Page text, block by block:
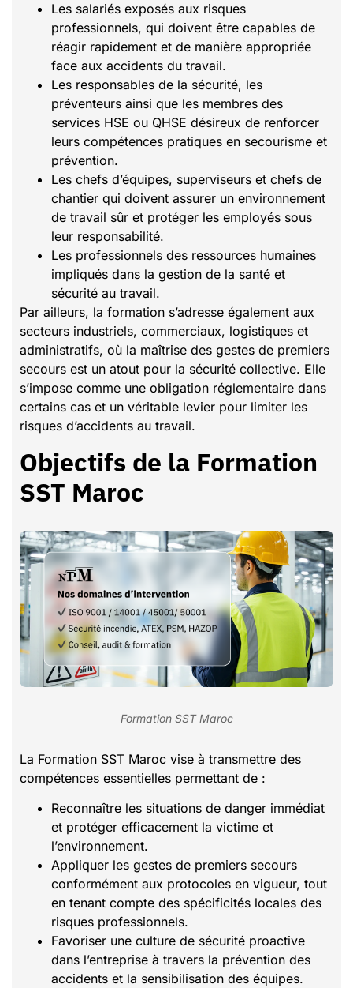
Les salariés exposés aux risques
professionnels, qui doivent être capables de
réagir rapidement et de manière appropriée
face aux accidents du travail.
Les responsables de la sécurité, les
préventeurs ainsi que les membres des
services HSE ou QHSE désireux de renforcer
leurs compétences pratiques en secourisme et
prévention.
Les chefs d’équipes, superviseurs et chefs de
chantier qui doivent assurer un environnement
de travail sûr et protéger les employés sous
leur responsabilité.
Les professionnels des ressources humaines
impliqués dans la gestion de la santé et
sécurité au travail.
Par ailleurs, la formation s’adresse également aux
secteurs industriels, commerciaux, logistiques et
administratifs, où la maîtrise des gestes de premiers
secours est un atout pour la sécurité collective. Elle
s’impose comme une obligation réglementaire dans
certains cas et un véritable levier pour limiter les
risques d’accidents au travail.
Objectifs de la Formation
SST Maroc
Formation SST Maroc
La Formation SST Maroc vise à transmettre des
compétences essentielles permettant de :
Reconnaître les situations de danger immédiat
et protéger efficacement la victime et
l’environnement.
Appliquer les gestes de premiers secours
conformément aux protocoles en vigueur, tout
en tenant compte des spécificités locales des
risques professionnels.
Favoriser une culture de sécurité proactive
dans l’entreprise à travers la prévention des
accidents et la sensibilisation des équipes.